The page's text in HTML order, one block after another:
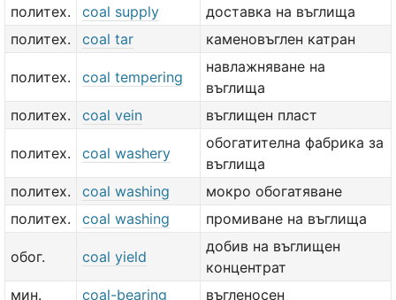
политех.
coal supply
доставка на въглища
политех.
coal tar каменовъглен катран
политех. coal tempering
навлажняване на
въглища
политех.
coal vein въглищен пласт
политех. coal washery
обогатителна фабрика за
въглища
политех.
coal washing
мокро обогатяване
политех.
coal washing промиване на въглища
обог. coal yield
добив на въглищен
концентрат
мин.
coal-bearing въгленосен